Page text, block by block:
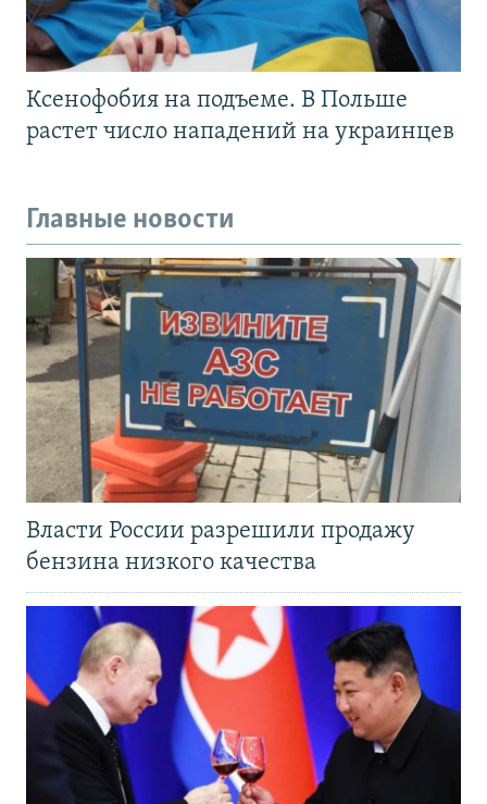
Ксенофобия на подъеме. В Польше
растет число нападений на украинцев
Главные новости
Власти России разрешили продажу
бензина низкого качества